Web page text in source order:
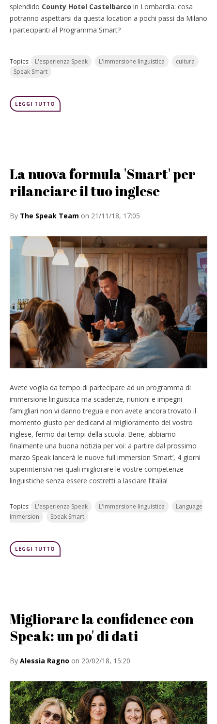
splendido County Hotel Castelbarco in Lombardia: cosa
potranno aspettarsi da questa location a pochi passi da Milano
i partecipanti al Programma Smart?
Topics: L'esperienza Speak L'immersione linguistica
cultura
Speak Smart
LEGGI TUTTO
La nuova formula 'Smart' per
rilanciare il tuo inglese
By The Speak Team on 21/11/18, 17:05
Avete voglia da tempo di partecipare ad un programma di
immersione linguistica ma scadenze, riunioni e impegni
famigliari non vi danno tregua e non avete ancora trovato il
momento giusto per dedicarvi al miglioramento del vostro
inglese, fermo dai tempi della scuola. Bene, abbiamo
finalmente una buona notizia per voi: a partire dal prossimo
marzo Speak lancerà le nuove full immersion ‘Smart’, 4 giorni
superintensivi nei quali migliorare le vostre competenze
linguistiche senza essere costretti a lasciare l’Italia!
Topics: L'esperienza Speak L'immersione linguistica
Language
Immersion
Speak Smart
LEGGI TUTTO
Migliorare la confidence con
Speak: un po' di dati
By Alessia Ragno on 20/02/18, 15:20